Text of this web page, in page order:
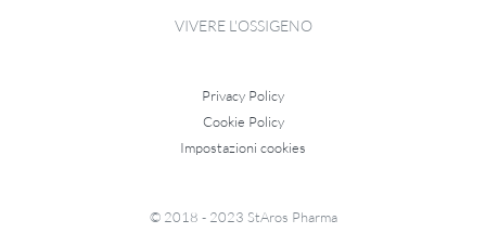
VIVERE L'OSSIGENO
Privacy Policy
Cookie Policy
Impostazioni cookies
© 2018 - 2023 StAros Pharma